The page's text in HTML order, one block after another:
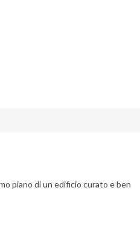
piano di un edificio curato e ben